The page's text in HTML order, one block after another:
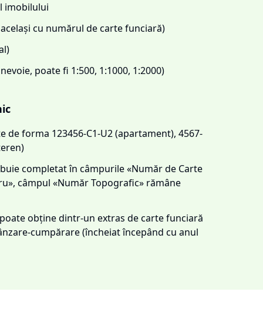
imobilului
cu numărul de carte funciară)
poate fi 1:500, 1:1000, 1:2000)
forma 123456-C1-U2 (apartament), 4567-
completat în câmpurile «Număr de Carte
câmpul «Număr Topografic» rămâne
obține dintr-un extras de carte funciară
cumpărare (încheiat începând cu anul